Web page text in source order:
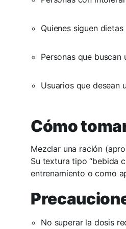
Quienes siguen
Personas que
Usuarios que
Cómo
Mezclar una ración
Su textura tipo “bebida
entrenamiento o como
No superar la dosis